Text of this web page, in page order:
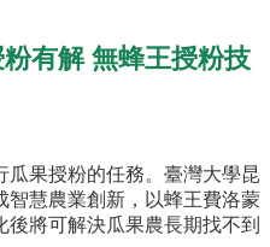
粉有解 無蜂王授粉技
果授粉的任務。臺灣大學昆
智慧農業創新，以蜂王費洛蒙
將可解決瓜果農長期找不到